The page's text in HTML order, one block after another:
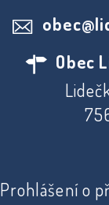
Obec
Prohlášení o